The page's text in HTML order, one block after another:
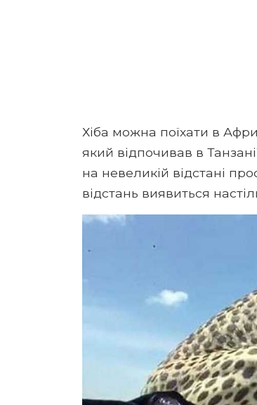
Хіба можна поїхати в
який відпочивав в
на невеликій відстані
відстань виявиться